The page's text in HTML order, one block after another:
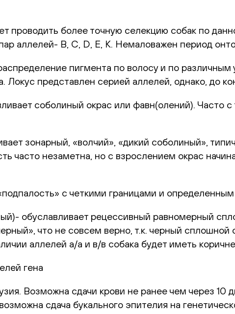
проводить более точную селекцию собак по
аллелей- В, С, D, Е, К. Немаловажен период
пигмента по волосу и по
Локус представлен серией аллелей, однако, до
соболиный окрас или фавн(олений). Часто
зонарный, «волчий», «дикий соболиный»,
часто незаметна, но с взрослением окрас
с четкими границами и определенным
обуславливает рецессивный равномерный
что не совсем верно, т.к. черный
аллелей а/а и в/в собака будет иметь
гена
Возможна сдачи крови не ранее чем через 10
сдача букального эпителия на